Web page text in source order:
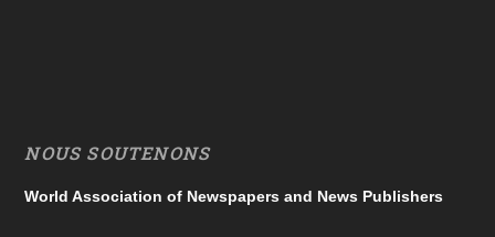
NOUS SOUTENONS
World Association of Newspapers and News Publishers